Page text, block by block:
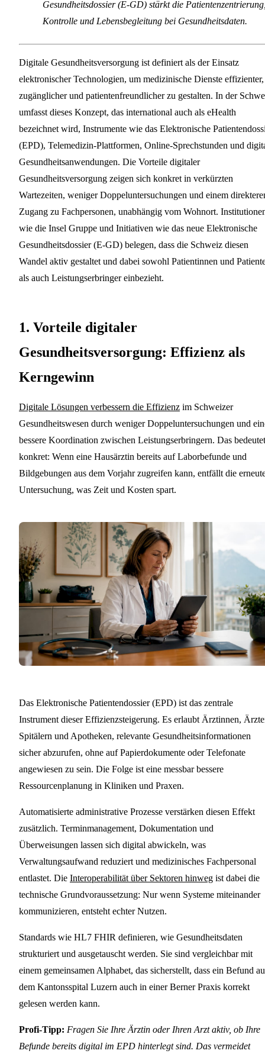
Gesundheitsdossier (E-GD) stärkt die
Kontrolle und Lebensbegleitung bei Gesundheitsdaten.
Digitale Gesundheitsversorgung ist definiert als der Einsatz
elektronischer Technologien, um medizinische Dienste effizienter,
zugänglicher und patientenfreundlicher zu gestalten. In der
umfasst dieses Konzept, das international auch als eHealth
bezeichnet wird, Instrumente wie das Elektronische
(EPD), Telemedizin-Plattformen, Online-Sprechstunden und
Gesundheitsanwendungen. Die Vorteile digitaler
Gesundheitsversorgung zeigen sich konkret in verkürzten
Wartezeiten, weniger Doppeluntersuchungen und einem
Zugang zu Fachpersonen, unabhängig vom Wohnort.
wie die Insel Gruppe und Initiativen wie das neue Elektronische
Gesundheitsdossier (E-GD) belegen, dass die Schweiz diesen
Wandel aktiv gestaltet und dabei sowohl Patientinnen und
als auch Leistungserbringer einbezieht.
1. Vorteile digitaler
Gesundheitsversorgung: Effizienz als
Kerngewinn
Digitale Lösungen verbessern die Effizienz im Schweizer
Gesundheitswesen durch weniger Doppeluntersuchungen und
bessere Koordination zwischen Leistungserbringern. Das bedeutet
konkret: Wenn eine Hausärztin bereits auf Laborbefunde und
Bildgebungen aus dem Vorjahr zugreifen kann, entfällt die
Untersuchung, was Zeit und Kosten spart.
Das Elektronische Patientendossier (EPD) ist das zentrale
Instrument dieser Effizienzsteigerung. Es erlaubt Ärztinnen,
Spitälern und Apotheken, relevante Gesundheitsinformationen
sicher abzurufen, ohne auf Papierdokumente oder Telefonate
angewiesen zu sein. Die Folge ist eine messbar bessere
Ressourcenplanung in Kliniken und Praxen.
Automatisierte administrative Prozesse verstärken diesen Effekt
zusätzlich. Terminmanagement, Dokumentation und
Überweisungen lassen sich digital abwickeln, was
Verwaltungsaufwand reduziert und medizinisches Fachpersonal
entlastet. Die Interoperabilität über Sektoren hinweg ist dabei die
technische Grundvoraussetzung: Nur wenn Systeme miteinander
kommunizieren, entsteht echter Nutzen.
Standards wie HL7 FHIR definieren, wie Gesundheitsdaten
strukturiert und ausgetauscht werden. Sie sind vergleichbar mit
einem gemeinsamen Alphabet, das sicherstellt, dass ein Befund
dem Kantonsspital Luzern auch in einer Berner Praxis korrekt
gelesen werden kann.
Profi-Tipp: Fragen Sie Ihre Ärztin oder Ihren Arzt aktiv, ob Ihre
Befunde bereits digital im EPD hinterlegt sind. Das vermeidet